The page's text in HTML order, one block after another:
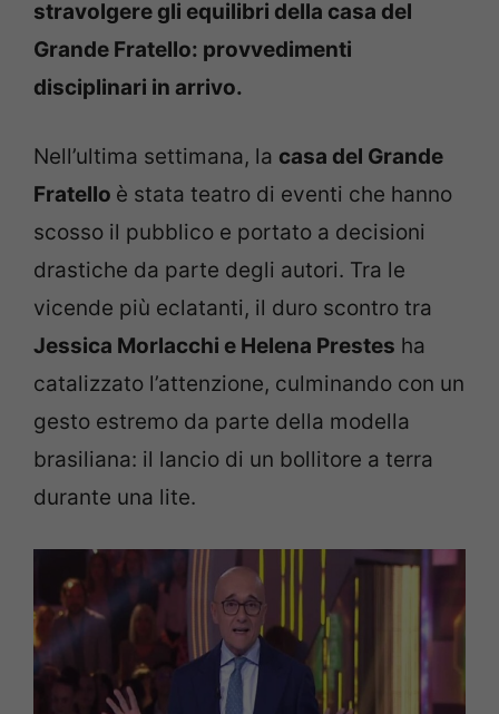
stravolgere gli equilibri della casa del
Grande Fratello: provvedimenti
disciplinari in arrivo.
Nell’ultima settimana, la casa del Grande
Fratello è stata teatro di eventi che hanno
scosso il pubblico e portato a decisioni
drastiche da parte degli autori. Tra le
vicende più eclatanti, il duro scontro tra
Jessica Morlacchi e Helena Prestes ha
catalizzato l’attenzione, culminando con un
gesto estremo da parte della modella
brasiliana: il lancio di un bollitore a terra
durante una lite.